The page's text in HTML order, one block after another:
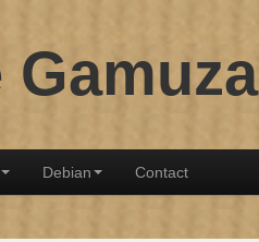
Gamuza
Debian Contact